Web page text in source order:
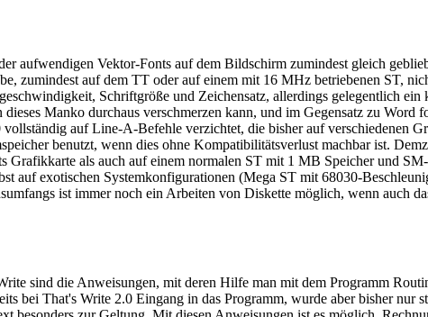
aufwendigen Vektor-Fonts auf dem Bildschirm zumindest gleich
zumindest auf dem TT oder auf einem mit 16 MHz betriebenen ST,
Schriftgröße und Zeichensatz, allerdings gelegentlich
dieses Manko durchaus verschmerzen kann, und im Gegensatz zu
auf Line-A-Befehle verzichtet, die bisher auf verschiedenen
benutzt, wenn dies ohne Kompatibilitätsverlust machbar ist.
Grafikkarte als auch auf einem normalen ST mit 1 MB Speicher und
auf exotischen Systemkonfigurationen (Mega ST mit 68030-
ist immer noch ein Arbeiten von Diskette möglich, wenn auch
sind die Anweisungen, mit deren Hilfe man mit dem Programm
bei That's Write 2.0 Eingang in das Programm, wurde aber bisher